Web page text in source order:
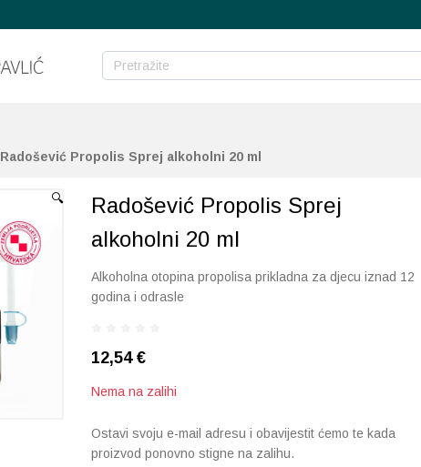
Radošević Propolis Sprej alkoholni 20 ml
🔍
Radošević Propolis Sprej
alkoholni 20 ml
Alkoholna otopina propolisa prikladna za djecu iznad 12
godina i odrasle
12,54€
Nema na zalihi
Ostavi svoju e-mail adresu i obavijestit ćemo te kada
proizvod ponovno stigne na zalihu.